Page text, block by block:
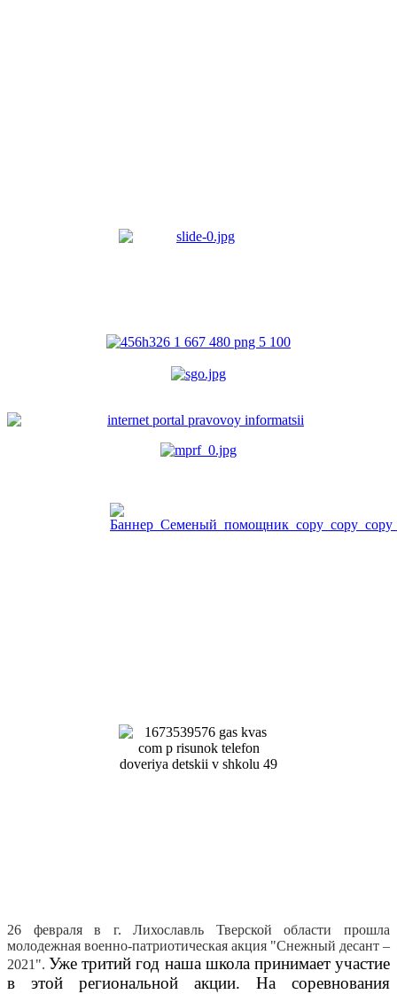
26 февраля в г. Лихославль Тверской области прошла
молодежная военно-патриотическая акция "Снежный десант –
2021". Уже тритий год наша школа принимает участие
в этой региональной акции. На соревнования